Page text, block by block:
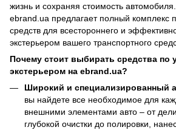
жизнь и сохраняя стоимость
ebrand.ua предлагает полный комплекс
средств для всестороннего и
экстерьером вашего транспортного
Почему стоит выбирать средства по
экстерьером на ebrand.ua?
Широкий и специализированный
вы найдете все необходимое для
внешними элементами авто – от
глубокой очистки до полировки,